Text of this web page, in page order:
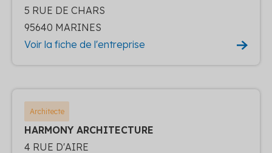
5 RUE DE CHARS
95640 MARINES
Voir la fiche de l'entreprise
Architecte
HARMONY ARCHITECTURE
4 RUE D'AIRE